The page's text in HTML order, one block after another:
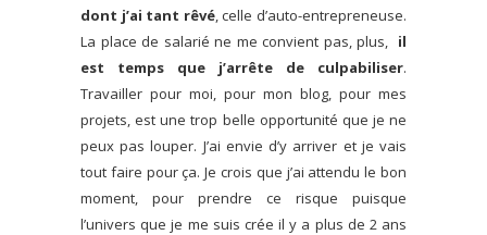
dont j’ai tant rêvé, celle d’auto-entrepreneuse.
La place de salarié ne me convient pas, plus, il
est temps que j’arrête de culpabiliser.
Travailler pour moi, pour mon blog, pour mes
projets, est une trop belle opportunité que je ne
peux pas louper. J’ai envie d’y arriver et je vais
tout faire pour ça. Je crois que j’ai attendu le bon
moment, pour prendre ce risque puisque
l’univers que je me suis crée il y a plus de 2 ans